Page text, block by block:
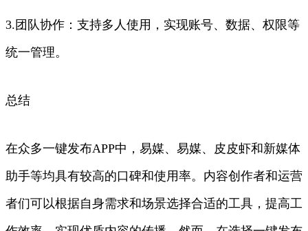
3.团队协作：支持多人使用，实现账号、数据、权限等
统一管理。
总结
在众多一键发布APP中，易媒、易媒、皮皮虾和新媒体
助手等均具有较高的口碑和使用率。内容创作者和运营
者们可以根据自身需求和场景选择合适的工具，提高工